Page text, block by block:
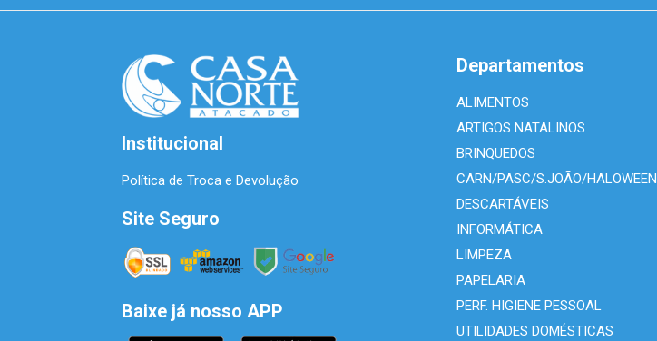
Institucional
Política de Troca e Devolução
Site Seguro
Baixe já nosso APP
Departamentos
ALIMENTOS
ARTIGOS NATALINOS
BRINQUEDOS
CARN/PASC/S.JOÃO/HALOWEEN
DESCARTÁVEIS
INFORMÁTICA
LIMPEZA
PAPELARIA
PERF. HIGIENE PESSOAL
UTILIDADES DOMÉSTICAS